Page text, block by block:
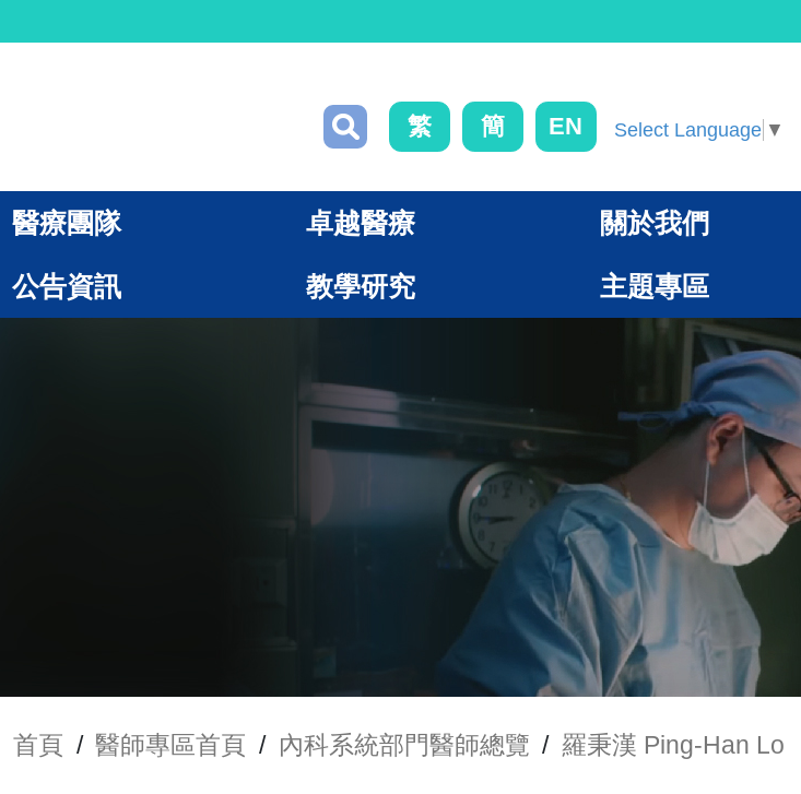
繁 簡 EN Select Language ▼
醫療團隊 卓越醫療 關於我們
公告資訊 教學研究 主題專區
首頁 / 醫師專區首頁 / 內科系統部門醫師總覽 / 羅秉漢 Ping-Han Lo